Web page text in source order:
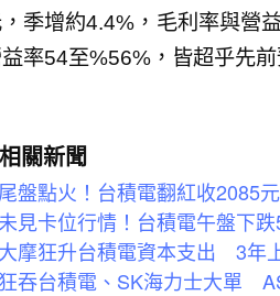
季增約4.4%，毛利率與營
率54至%56%，皆超乎先前
相關新聞
尾盤點火！台積電翻紅收2085
未見卡位行情！台積電午盤下
大摩狂升台積電資本支出 3年
狂吞台積電、SK海力士大單